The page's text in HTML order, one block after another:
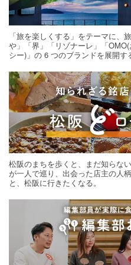
「旅を楽しくする」をテーマに、
や」「界」「リゾナーレ」「
シー)」の 6 つのブランドを展開
松阪のまちを歩くと、まだ知らな
が一人で巡り、出会った店主の人
と、松阪に行きたくなる。